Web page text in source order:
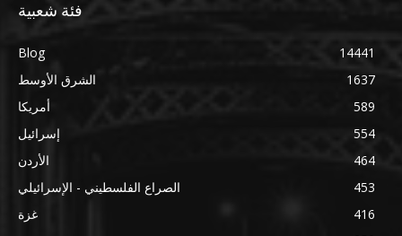
فئة شعبية
Blog
14441
الشرق الأوسط
1637
أمريكا
589
إسرائيل
554
الأردن
464
الصراع الفلسطيني - الإسرائيلي
453
غزة
416